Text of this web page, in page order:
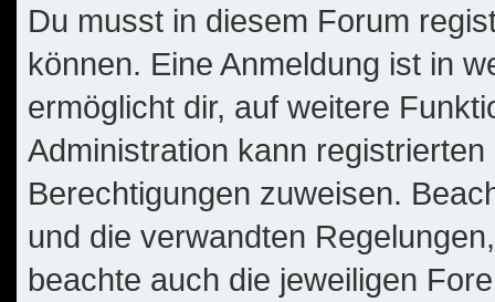
Du musst in diesem Forum
können. Eine Anmeldung ist in
ermöglicht dir, auf weitere
Administration kann
Berechtigungen zuweisen.
und die verwandten
beachte auch die jeweiligen